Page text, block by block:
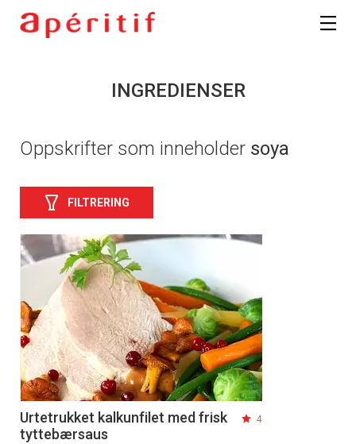
INGREDIENSER
Oppskrifter som inneholder soya
FILTRERING
Urtetrukket kalkunfilet med frisk
tyttebærsaus
4